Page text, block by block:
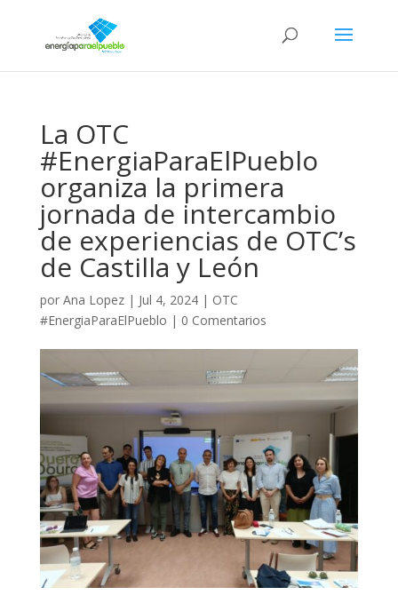
La OTC
#EnergiaParaElPueblo
organiza la primera
jornada de intercambio
de experiencias de OTC’s
de Castilla y León
por Ana Lopez| Jul 4, 2024| OTC
#EnergiaParaElPueblo | 0 Comentarios